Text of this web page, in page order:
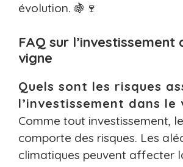
évolution. 🍇🍷
FAQ sur l’investissement
vigne
Quels sont les risques
l’investissement dans le
Comme tout investissement,
comporte des risques. Les
climatiques peuvent affecter